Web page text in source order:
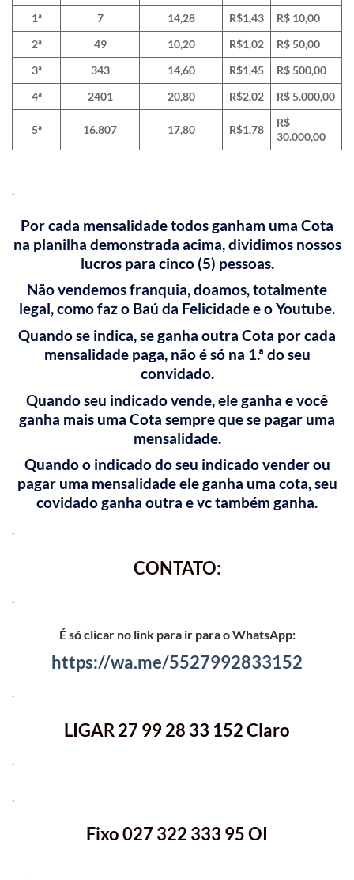
1ª 7 14,28 R$1,43
R$ 10,00
2ª
49 10,20 R$1,02
R$ 50,00
3ª
343 14,60 R$1,45
R$ 500,00
4ª
2401 20,80 R$2,02 R$5.000,00
5ª 16.807 17,80 R$1,78
R$
30.000,00
.
Por cada mensalidade todos ganham uma Cota
na planilha demonstrada acima, dividimos nossos
lucros para cinco (5) pessoas.
Não vendemos franquia, doamos, totalmente
legal, como faz o Baú da Felicidade e o Youtube.
Quando se indica, se ganha outra Cota por cada
mensalidade paga, não é só na 1.ª do seu
convidado.
Quando seu indicado vende, ele ganha e você
ganha mais uma Cota sempre que se pagar uma
mensalidade.
Quando o indicado do seu indicado vender ou
pagar uma mensalidade ele ganha uma cota, seu
covidado ganha outra e vc também ganha.
CONTATO:
É só clicar no link para ir para o WhatsApp:
https://wa.me/5527992833152
LIGAR 27 99 28 33 152 Claro
Fixo 027 322 333 95 OI